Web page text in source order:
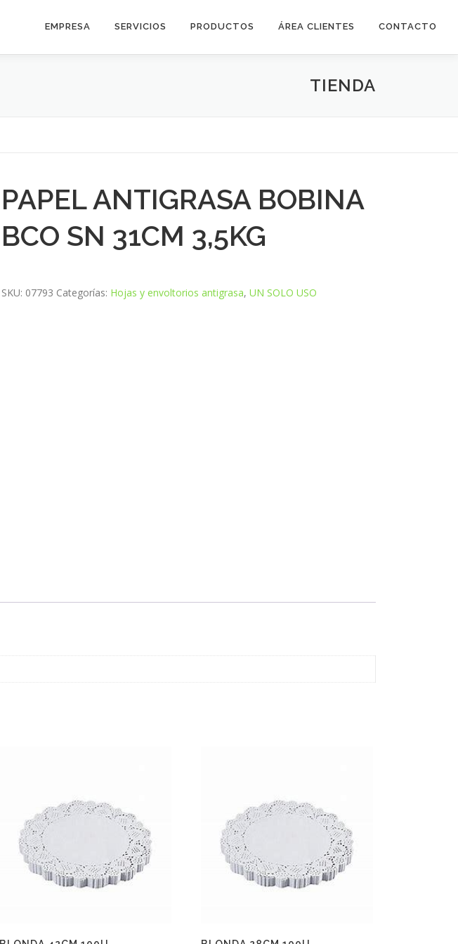
EMPRESA SERVICIOS PRODUCTOS ÁREA CLIENTES CONTACTO
TIENDA
PAPEL ANTIGRASA BOBINA
BCO SN 31CM 3,5KG
SKU: 07793 Categorías: Hojas y envoltorios antigrasa,UN SOLO USO